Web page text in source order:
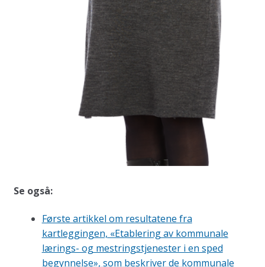
Se også:
Første artikkel om resultatene fra
kartleggingen, «Etablering av kommunale
lærings- og mestringstjenester i en sped
begynnelse», som beskriver de kommunale